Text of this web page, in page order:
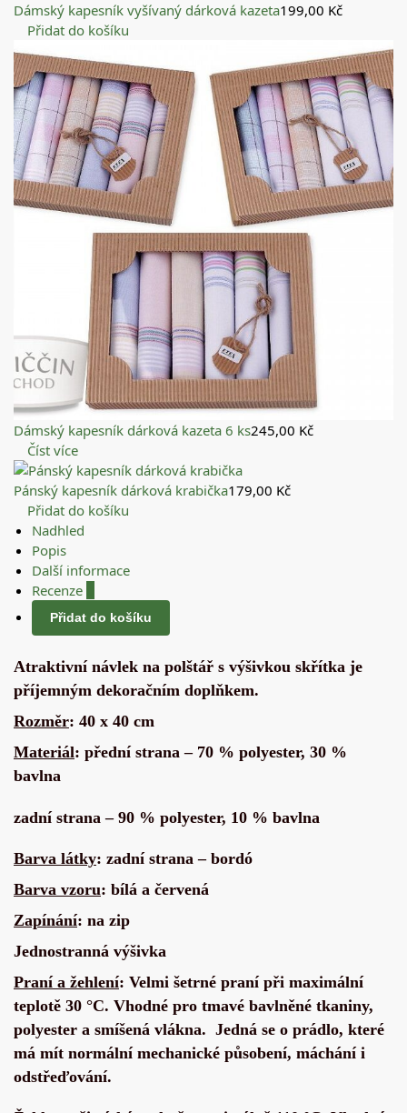
Dámský kapesník vyšívaný dárková kazeta199,00 Kč
Přidat do košíku
Dámský kapesník dárková kazeta 6 ks245,00 Kč
Číst více
Pánský kapesník dárková krabička179,00 Kč
Přidat do košíku
Nadhled
Popis
Další informace
Recenze
Přidat do košíku
Atraktivní návlek na polštář s výšivkou skřítka je
příjemným dekoračním doplňkem.
Rozměr: 40 x 40 cm
Materiál: přední strana – 70 % polyester, 30 %
bavlna
zadní strana – 90 % polyester, 10 % bavlna
Barva látky: zadní strana – bordó
Barva vzoru: bílá a červená
Zapínání: na zip
Jednostranná výšivka
Praní a žehlení: Velmi šetrné praní při maximální
teplotě 30 °C. Vhodné pro tmavé bavlněné tkaniny,
polyester a smíšená vlákna. Jedná se o prádlo, které
má mít normální mechanické působení, máchání i
odstřeďování.